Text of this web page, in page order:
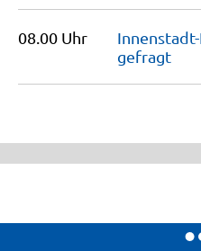
08.00 Uhr
gefragt